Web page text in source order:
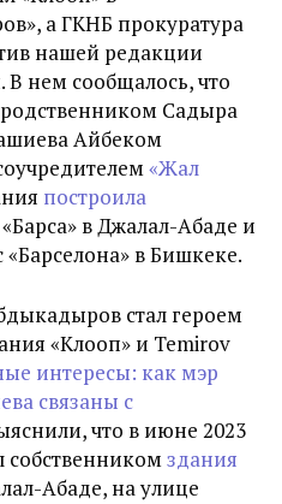
а ГКНБ прокуратура
нашей редакции
нем сообщалось, что
Садыра
Айбеком
«Жал
построила
в Джалал-Абаде и
в Бишкеке.
стал героем
«Клооп» и Temirov
интересы: как мэр
связаны с
что в июне 2023
собственникомздания
Абаде, на улице